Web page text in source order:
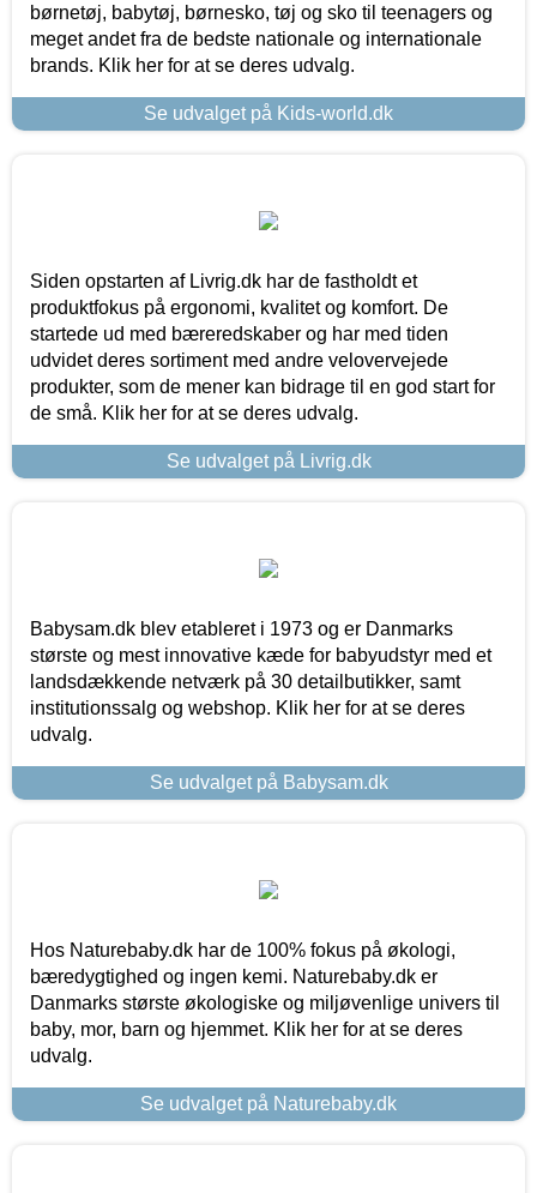
børnetøj, babytøj, børnesko, tøj og sko til teenagers og
meget andet fra de bedste nationale og internationale
brands. Klik her for at se deres udvalg.
Se udvalget på Kids-world.dk
Siden opstarten af Livrig.dk har de fastholdt et
produktfokus på ergonomi, kvalitet og komfort. De
startede ud med bæreredskaber og har med tiden
udvidet deres sortiment med andre velovervejede
produkter, som de mener kan bidrage til en god start for
de små. Klik her for at se deres udvalg.
Se udvalget på Livrig.dk
Babysam.dk blev etableret i 1973 og er Danmarks
største og mest innovative kæde for babyudstyr med et
landsdækkende netværk på 30 detailbutikker, samt
institutionssalg og webshop. Klik her for at se deres
udvalg.
Se udvalget på Babysam.dk
Hos Naturebaby.dk har de 100% fokus på økologi,
bæredygtighed og ingen kemi. Naturebaby.dk er
Danmarks største økologiske og miljøvenlige univers til
baby, mor, barn og hjemmet. Klik her for at se deres
udvalg.
Se udvalget på Naturebaby.dk